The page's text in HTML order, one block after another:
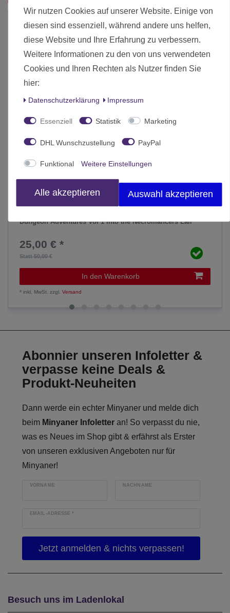
-50%
Dungeon Adventures Vol 1 Into the Necromancers Lair
Statt 50,00 €
25,00 € *
In den Warenkorb
*inkl. MwSt. zzgl.Versand
Abonnier unseren Infoletter &
verpasse keine Deals &
Produkt-Neuheiten
Dann werde ein echter Minyaner und melde dich
beim Minyaner Infoletter an! So verpasst du nie,
was es Neues im Shop gibt & erfährst als Erster
von unseren exklusiven Angeboten nur für
Minyaner!
VORNAME NACHNAME
EMAIL-ADRESSE*
Besuch uns im Ladenlokal
Wir nutzen Cookies auf unserer Website. Einige von
diesen sind essenziell, während andere uns helfen,
diese Website und Ihre Erfahrung zu verbessern.
Weitere Informationen zu den von uns verwendeten
Cookies und Ihren Rechten als Nutzer finden Sie
hier:
Daten­schutz­erklärung Impressum
Essenziell Statistik Marketing
DHL Wunschzustellung PayPal
Funktional Weitere Einstellungen
Alle akzeptieren Auswahl akzeptieren